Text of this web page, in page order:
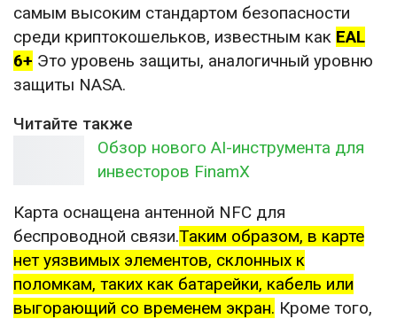
самым высоким стандартом безопасности
среди криптокошельков, известным как EAL
6+ Это уровень защиты, аналогичный уровню
защиты NASA.
Читайте также
Обзор нового AI-инструмента для
инвесторов FinamX
Карта оснащена антенной NFC для
беспроводной связи.Таким образом, в карте
нет уязвимых элементов, склонных к
поломкам, таких как батарейки, кабель или
выгорающий со временем экран. Кроме того,